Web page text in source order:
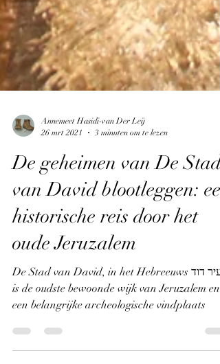
26 mrt 2021
3 minuten om te lezen
De geheimen van De Stad
van David blootleggen: een
historische reis door het
oude Jeruzalem
De Stad van David, in het Hebreeuws עיר דוד,
is de oudste bewoonde wijk van Jeruzalem en
een belangrijke archeologische vindplaats